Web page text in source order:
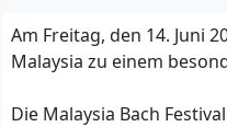
Am Freitag, den 14. Juni
Malaysia zu einem
Die Malaysia Bach